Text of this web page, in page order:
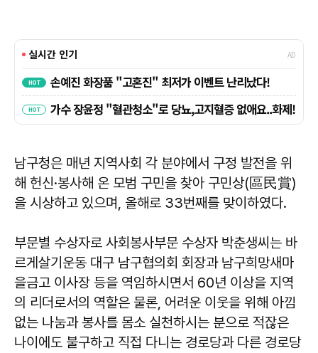
남구청은 매년 지역사회 각 분야에서 구정 발전을 위
해 헌신·봉사해 온 모범 구민을 찾아 구민상(區民賞)
을 시상하고 있으며, 올해로 33번째를 맞이하였다.
부문별 수상자로 사회봉사부문 수상자 박춘생씨는 바
르게살기운동 대구 남구협의회 회장과 남구희망새마
을금고 이사장 등을 역임하시면서 60년 이상을 지역
의 리더로서의 역할은 물론, 어려운 이웃을 위해 아낌
없는 나눔과 봉사를 몸소 실천하시는 분으로 적잖은
나이에도 불구하고 직접 다니는 경로당과 다른 경로당